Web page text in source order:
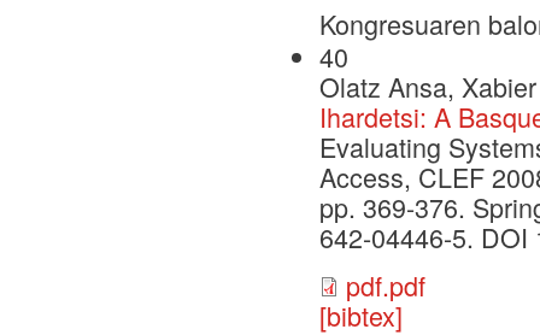
Kongresuaren
40
Olatz Ansa,
Ihardetsi: A
Evaluating
Access, CLEF
pp. 369-376.
642-04446-5. DOI
pdf.pdf
[bibtex]